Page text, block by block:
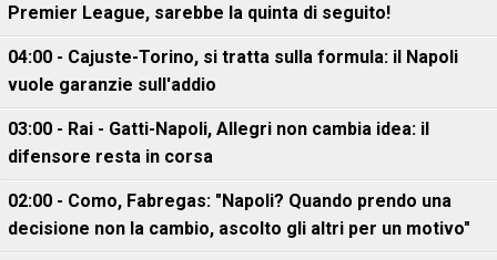
Premier League, sarebbe la quinta di seguito!
04:00 - Cajuste-Torino, si tratta sulla formula: il Napoli
vuole garanzie sull'addio
03:00 - Rai - Gatti-Napoli, Allegri non cambia idea: il
difensore resta in corsa
02:00 - Como, Fabregas: "Napoli? Quando prendo una
decisione non la cambio, ascolto gli altri per un motivo"